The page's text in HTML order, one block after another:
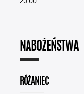
20:00
NABOŻEŃSTWA
RÓŻANIEC